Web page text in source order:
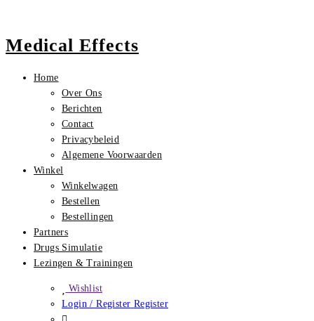
Medical Effects
Home
Over Ons
Berichten
Contact
Privacybeleid
Algemene Voorwaarden
Winkel
Winkelwagen
Bestellen
Bestellingen
Partners
Drugs Simulatie
Lezingen & Trainingen
Wishlist
Login / Register Register